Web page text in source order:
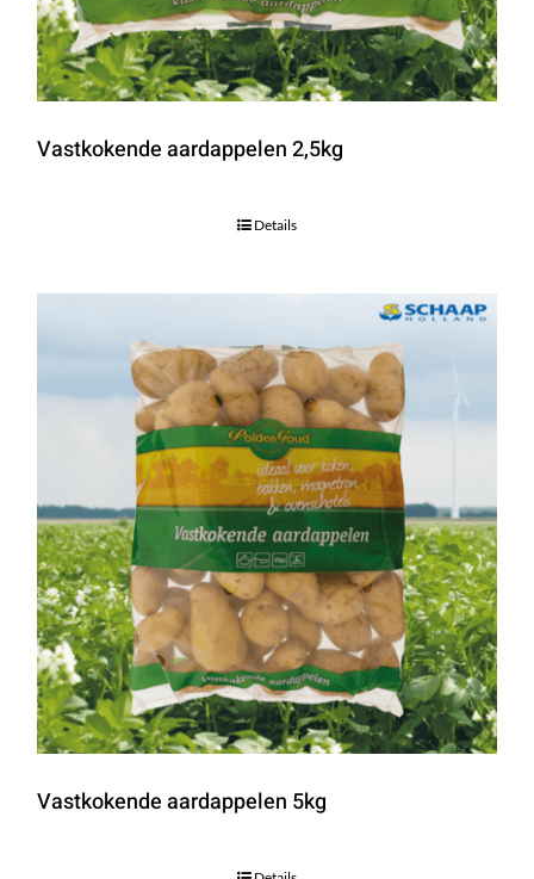
Vastkokende aardappelen 2,5kg
Details
Vastkokende aardappelen 5kg